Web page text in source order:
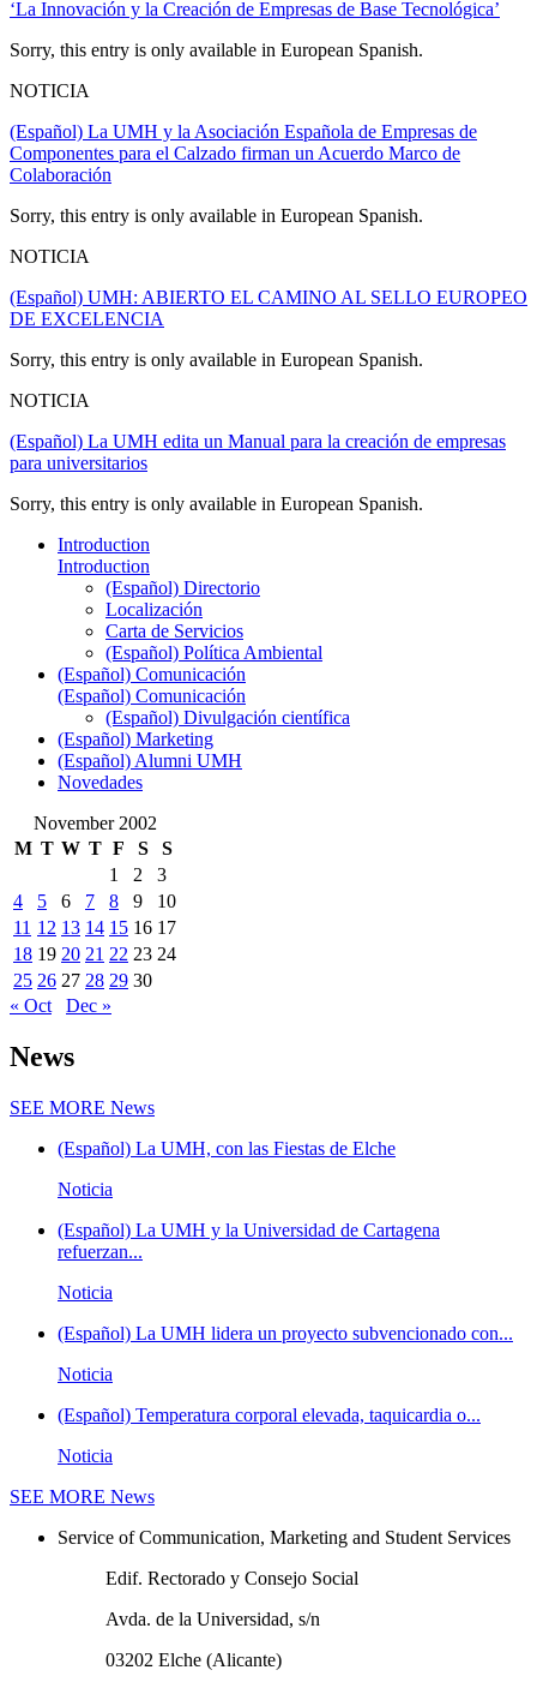
‘La Innovación y la Creación de Empresas de Base Tecnológica’
Sorry, this entry is only available in European Spanish.
NOTICIA
(Español) La UMH y la Asociación Española de Empresas de
Componentes para el Calzado firman un Acuerdo Marco de
Colaboración
Sorry, this entry is only available in European Spanish.
NOTICIA
(Español) UMH: ABIERTO EL CAMINO AL SELLO EUROPEO
DE EXCELENCIA
Sorry, this entry is only available in European Spanish.
NOTICIA
(Español) La UMH edita un Manual para la creación de empresas
para universitarios
Sorry, this entry is only available in European Spanish.
Introduction
Introduction
(Español) Directorio
Localización
Carta de Servicios
(Español) Política Ambiental
(Español) Comunicación
(Español) Comunicación
(Español) Divulgación científica
(Español) Marketing
(Español) Alumni UMH
Novedades
November 2002
M T W T F S
S
1
2
3
4
5 6 7 8 9
10
11 12 13 14 15 16 17
18 19 20 21 22 23 24
25 26 27 28 29 30
« Oct
Dec »
News
SEE MORE News
(Español) La UMH, con las Fiestas de Elche
Noticia
(Español) La UMH y la Universidad de Cartagena
refuerzan...
Noticia
(Español) La UMH lidera un proyecto subvencionado con...
Noticia
(Español) Temperatura corporal elevada, taquicardia o...
Noticia
SEE MORE News
Service of Communication, Marketing and Student Services
Edif. Rectorado y Consejo Social
Avda. de la Universidad, s/n
03202 Elche (Alicante)